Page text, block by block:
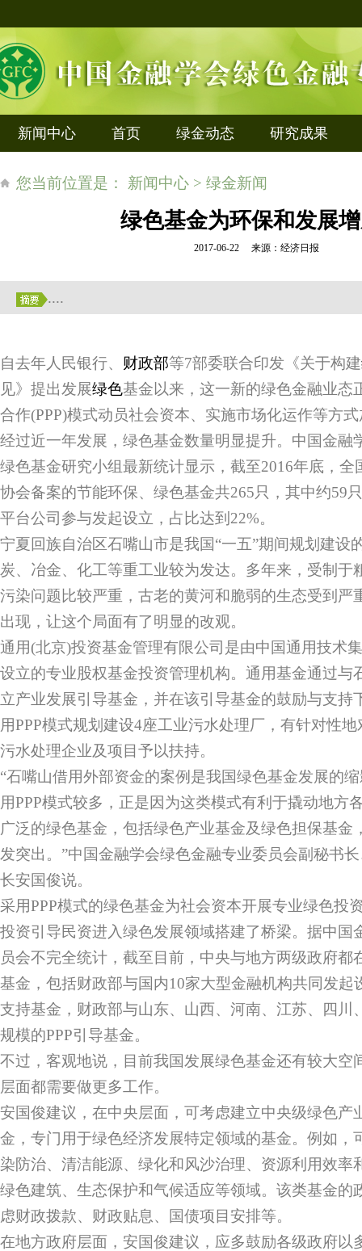
新闻中心 首页 绿金动态 研究成果
您当前位置是： 新闻中心 > 绿金新闻
绿色基金为环保和发展
2017-06-22 来源：经济日报
....
自去年人民银行、 财政部等7部委联合印发《关于构建
见》提出发展绿色基金以来，这一新的绿色金融业态
合作(PPP)模式动员社会资本、实施市场化运作等方
经过近一年发展，绿色基金数量明显提升。中国金融
绿色基金研究小组最新统计显示，截至2016年底，
协会备案的节能环保、绿色基金共265只，其中约59
平台公司参与发起设立，占比达到22%。
宁夏回族自治区石嘴山市是我国“一五”期间规划建设
炭、冶金、化工等重工业较为发达。多年来，受制于
污染问题比较严重，古老的黄河和脆弱的生态受到严
出现，让这个局面有了明显的改观。
通用(北京)投资基金管理有限公司是由中国通用技术
设立的专业股权基金投资管理机构。通用基金通过与
立产业发展引导基金，并在该引导基金的鼓励与支持
用PPP模式规划建设4座工业污水处理厂，有针对性
污水处理企业及项目予以扶持。
“石嘴山借用外部资金的案例是我国绿色基金发展的
用PPP模式较多，正是因为这类模式有利于撬动地方
广泛的绿色基金，包括绿色产业基金及绿色担保基金
发突出。”中国金融学会绿色金融专业委员会副秘书
长安国俊说。
采用PPP模式的绿色基金为社会资本开展专业绿色投
投资引导民资进入绿色发展领域搭建了桥梁。据中国
员会不完全统计，截至目前，中央与地方两级政府都
基金，包括财政部与国内10家大型金融机构共同发起
支持基金，财政部与山东、山西、河南、江苏、四川
规模的PPP引导基金。
不过，客观地说，目前我国发展绿色基金还有较大空
层面都需要做更多工作。
安国俊建议，在中央层面，可考虑建立中央级绿色产
金，专门用于绿色经济发展特定领域的基金。例如，
染防治、清洁能源、绿化和风沙治理、资源利用效率
绿色建筑、生态保护和气候适应等领域。该类基金的
虑财政拨款、财政贴息、国债项目安排等。
在地方政府层面，安国俊建议，应多鼓励各级政府以